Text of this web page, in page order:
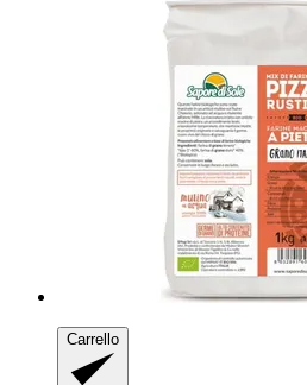
Carrello